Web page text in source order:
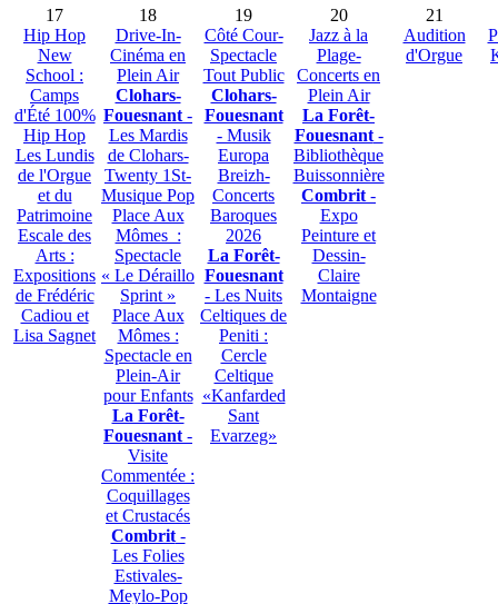
17
Hip Hop
New
School :
Camps
d'Été 100%
Hip Hop
Les Lundis
de l'Orgue
et du
Patrimoine
Escale des
Arts :
Expositions
de Frédéric
Cadiou et
Lisa Sagnet
18
Drive-In-
Cinéma en
Plein Air
Clohars-
Fouesnant -
Les Mardis
de Clohars-
Twenty 1St-
Musique Pop
Place Aux
Mômes :
Spectacle
« Le Déraillo
Sprint »
Place Aux
Mômes :
Spectacle en
Plein-Air
pour Enfants
La Forêt-
Fouesnant -
Visite
Commentée :
Coquillages
et Crustacés
Combrit-
Les Folies
Estivales-
Meylo-Pop
19
Côté Cour-
Spectacle
Tout Public
Clohars-
Fouesnant
- Musik
Europa
Breizh-
Concerts
Baroques
2026
La Forêt-
Fouesnant
- Les Nuits
Celtiques de
Peniti :
Cercle
Celtique
«Kanfarded
Sant
Evarzeg»
20
Jazz à la
Plage-
Concerts en
Plein Air
La Forêt-
Fouesnant-
Bibliothèque
Buissonnière
Combrit -
Expo
Peinture et
Dessin-
Claire
Montaigne
21
Audition
d'Orgue